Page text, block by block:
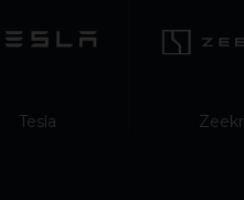
Tesla Zeekr